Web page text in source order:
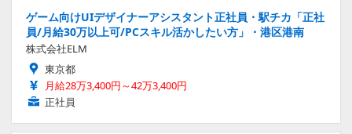
ゲーム向けUIデザイナーアシスタント正社員・駅チカ「正社
員/月給30万以上可/PCスキル活かしたい方」・港区港南
株式会社ELM
東京都
月給28万3,400円～42万3,400円
正社員